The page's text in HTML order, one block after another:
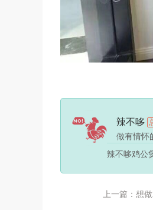
辣不哆
做有情怀
辣不哆鸡公
上一篇：想